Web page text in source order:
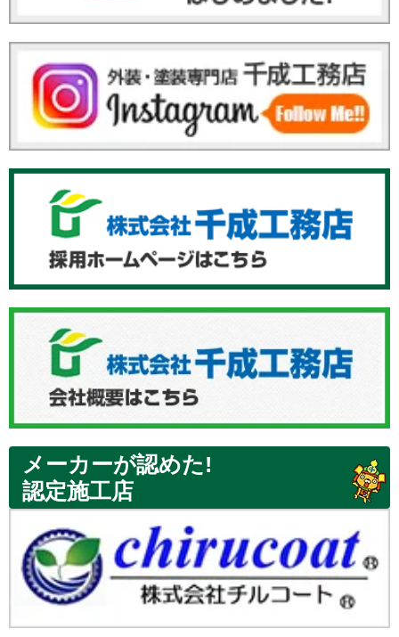
メーカーが認めた!
認定施工店